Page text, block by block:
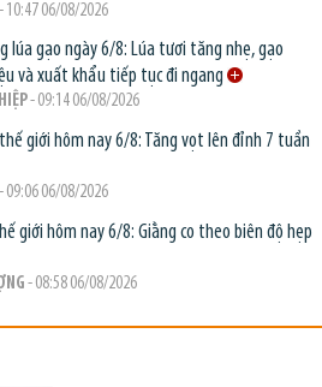
- 10:47 06/08/2026
lúa gạo ngày 6/8: Lúa tươi tăng nhẹ, gạo
và xuất khẩu tiếp tục đi ngang
- 09:14 06/08/2026
giới hôm nay 6/8: Tăng vọt lên đỉnh 7 tuần
- 09:06 06/08/2026
giới hôm nay 6/8: Giằng co theo biên độ hẹp
- 08:58 06/08/2026